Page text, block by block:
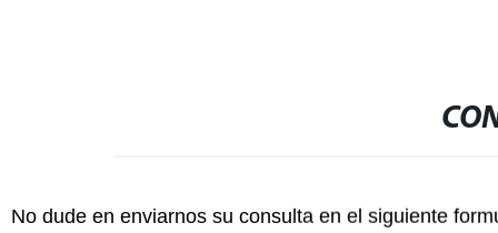
No dude en enviarnos su consulta en el siguiente